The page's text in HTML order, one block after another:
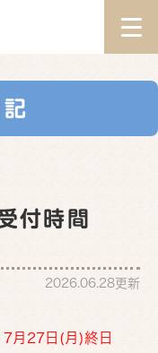
付時間
2026.06.28更新
月27日(月)終日